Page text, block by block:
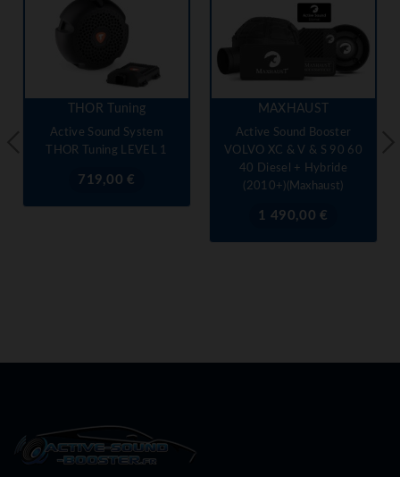
THOR Tuning
Active Sound System
THOR Tuning LEVEL 1
Prix
719,00 €
MAXHAUST
Active Sound Booster
VOLVO XC & V & S 90 60
40 Diesel + Hybride
(2010+)(Maxhaust)
Prix1 490,00 €